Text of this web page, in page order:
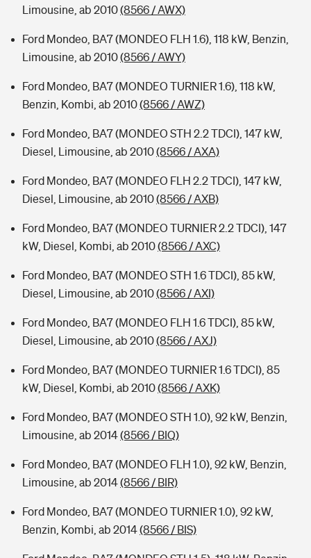
Limousine, ab 2010(8566 / AWX)
Ford Mondeo, BA7 (MONDEO FLH 1.6), 118 kW, Benzin,
Limousine, ab 2010(8566 / AWY)
Ford Mondeo, BA7 (MONDEO TURNIER 1.6), 118 kW,
Benzin, Kombi, ab 2010(8566 / AWZ)
Ford Mondeo, BA7 (MONDEO STH 2.2 TDCI), 147 kW,
Diesel, Limousine, ab 2010(8566 / AXA)
Ford Mondeo, BA7 (MONDEO FLH 2.2 TDCI), 147 kW,
Diesel, Limousine, ab 2010(8566 / AXB)
Ford Mondeo, BA7 (MONDEO TURNIER 2.2 TDCI), 147
kW, Diesel, Kombi, ab 2010(8566 / AXC)
Ford Mondeo, BA7 (MONDEO STH 1.6 TDCI), 85 kW,
Diesel, Limousine, ab 2010(8566 / AXI)
Ford Mondeo, BA7 (MONDEO FLH 1.6 TDCI), 85 kW,
Diesel, Limousine, ab 2010(8566 / AXJ)
Ford Mondeo, BA7 (MONDEO TURNIER 1.6 TDCI), 85
kW, Diesel, Kombi, ab 2010(8566 / AXK)
Ford Mondeo, BA7 (MONDEO STH 1.0), 92 kW, Benzin,
Limousine, ab 2014(8566 / BIQ)
Ford Mondeo, BA7 (MONDEO FLH 1.0), 92 kW, Benzin,
Limousine, ab 2014(8566 / BIR)
Ford Mondeo, BA7 (MONDEO TURNIER 1.0), 92 kW,
Benzin, Kombi, ab 2014(8566 / BIS)